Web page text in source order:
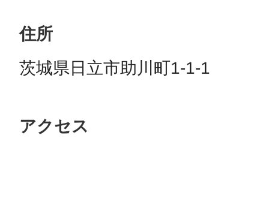
住所
茨城県日立市助川町1-1-1
アクセス